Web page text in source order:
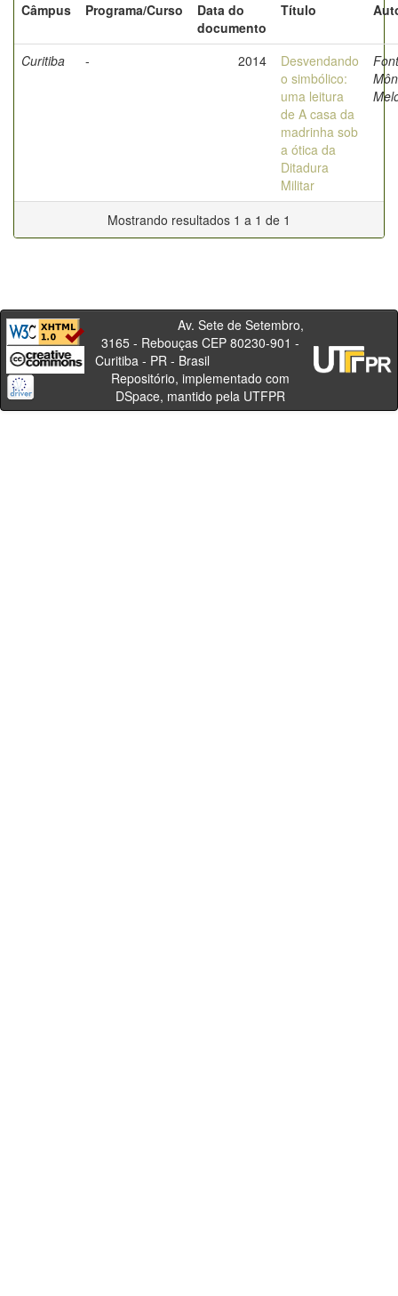
Câmpus
Programa/Curso
Data do
documento
Título
Curitiba - 2014
Desvendando
o simbólico:
uma leitura
de A casa da
madrinha sob
a ótica da
Ditadura
Militar
Mostrando resultados 1 a 1 de 1
Av. Sete de Setembro,
3165 - Rebouças CEP 80230-901 -
Curitiba - PR - Brasil
Repositório, implementado com
DSpace, mantido pela UTFPR